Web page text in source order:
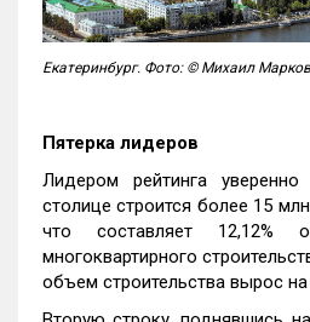
Екатеринбург. Фото: © Михаил
Пятерка лидеров
Лидером рейтинга уверенно
столице строится более 15
что составляет 12,12%
многоквартирного
объем строительства вырос